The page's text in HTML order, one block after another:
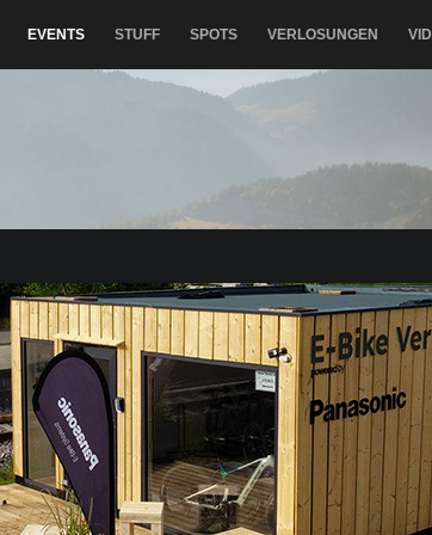
EVENTS STUFF SPOTS VERLOSUNGEN